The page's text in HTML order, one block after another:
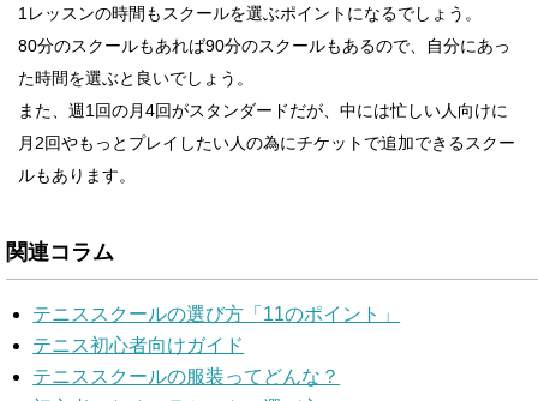
1レッスンの時間もスクールを選ぶポイントになるでしょう。
80分のスクールもあれば90分のスクールもあるので、自分にあっ
た時間を選ぶと良いでしょう。
また、週1回の月4回がスタンダードだが、中には忙しい人向けに
月2回やもっとプレイしたい人の為にチケットで追加できるスクー
ルもあります。
関連コラム
テニススクールの選び方「11のポイント」
テニス初心者向けガイド
テニススクールの服装ってどんな？